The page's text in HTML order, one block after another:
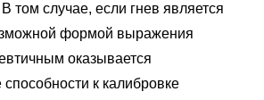
том случае, если гнев является
формой выражения
оказывается
к калибровке